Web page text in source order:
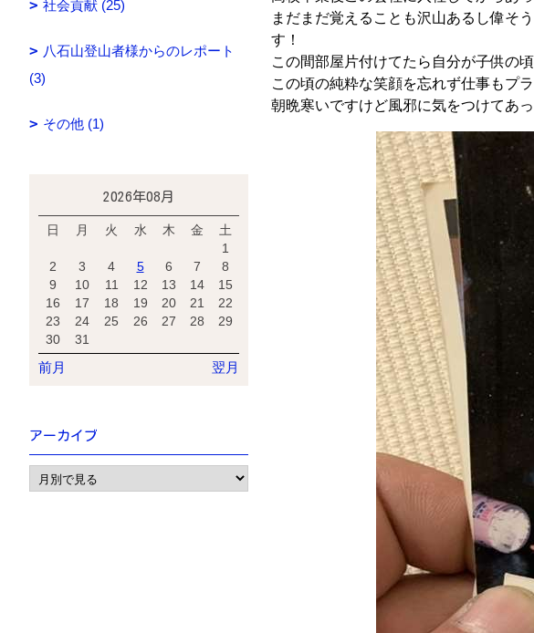
まだまだ覚えることも沢山あるし偉そ
す！
この間部屋片付けてたら自分が子供の
この頃の純粋な笑顔を忘れず仕事もプ
朝晩寒いですけど風邪に気をつけてあ
社会貢献 (25)
八石山登山者様からのレポート
(3)
その他 (1)
2026年08月
日 月 火 水 木 金
土
1
2
3 4 5 6 7
8
9
10 11 12 13 14
15
16
17 18 19 20 21
22
23
24 25 26 27 28
29
30
31
前月 翌月
アーカイブ